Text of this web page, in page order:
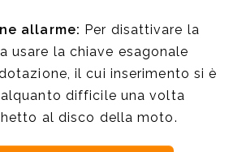
allarme: Per disattivare la
usare la chiave esagonale
il cui inserimento si è
difficile una volta
al disco della moto.